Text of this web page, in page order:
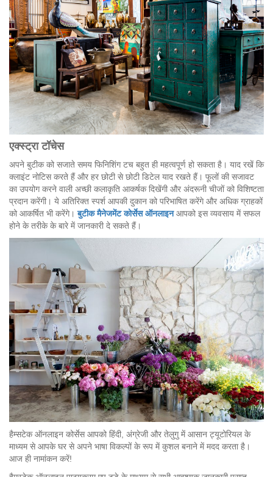
एक्स्ट्रा टॉचेस
अपने बुटीक को सजाते समय फिनिशिंग टच बहुत ही महत्वपूर्ण हो सकता है। याद रखें कि
क्लाइंट नोटिस करते हैं और हर छोटी से छोटी डिटेल याद रखते हैं। फूलों की सजावट
का उपयोग करने वाली अच्छी कलाकृति आकर्षक दिखेंगी और अंदरूनी चीजों को विशिष्टता
प्रदान करेंगी। ये अतिरिक्त स्पर्श आपकी दुकान को परिभाषित करेंगे और अधिक ग्राहकों
को आकर्षित भी करेंगे।बुटीक मैनेजमेंट कोर्सेस ऑनलाइनआपको इस व्यवसाय में सफल
होने के तरीके के बारे में जानकारी दे सकते हैं।
हैम्सटेक ऑनलाइन कोर्सेस आपको हिंदी, अंग्रेजी और तेलुगु में आसान ट्यूटोरियल के
माध्यम से आपके घर से अपने भाषा विकल्पों के रूप में कुशल बनाने में मदद करता है।
आज ही नामांकन करें!